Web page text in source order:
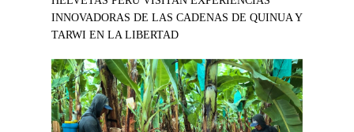
INNOVADORAS DE LAS CADENAS DE QUINUA Y
TARWI EN LA LIBERTAD